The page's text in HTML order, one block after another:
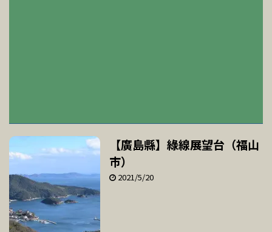
【廣島縣】綠線展望台（福山
市）
2021/5/20